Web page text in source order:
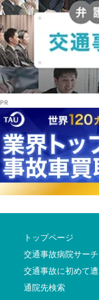
トップページ
交通事故病院サー
交通事故に初めて
通院先検索